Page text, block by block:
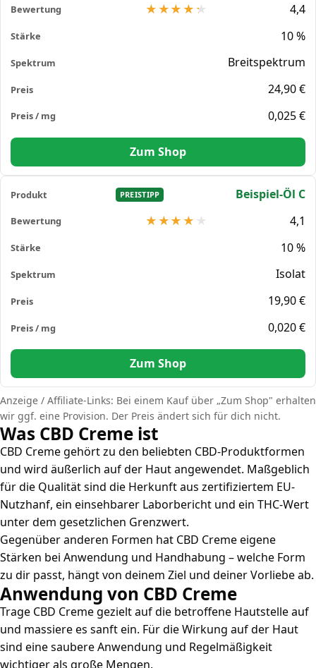
4,4
10 %
Breitspektrum
24,90 €
0,025 €
Zum Shop
PREISTIPP
Beispiel-Öl C
4,1
10 %
Isolat
19,90 €
0,020 €
Zum Shop
Anzeige / Affiliate-Links: Bei einem Kauf über „Zum Shop" erhalten
wir ggf. eine Provision. Der Preis ändert sich für dich nicht.
Was CBD Creme ist
CBD Creme gehört zu den beliebten CBD-Produktformen
und wird äußerlich auf der Haut angewendet. Maßgeblich
für die Qualität sind die Herkunft aus zertifiziertem EU-
Nutzhanf, ein einsehbarer Laborbericht und ein THC-Wert
unter dem gesetzlichen Grenzwert.
Gegenüber anderen Formen hat CBD Creme eigene
Stärken bei Anwendung und Handhabung – welche Form
zu dir passt, hängt von deinem Ziel und deiner Vorliebe ab.
Anwendung von CBD Creme
Trage CBD Creme gezielt auf die betroffene Hautstelle auf
und massiere es sanft ein. Für die Wirkung auf der Haut
sind eine saubere Anwendung und Regelmäßigkeit
wichtiger als große Mengen.